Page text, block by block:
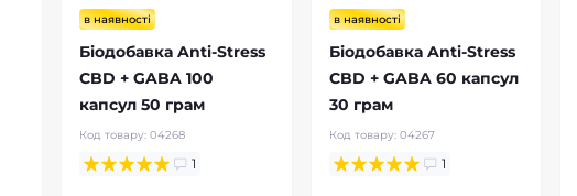
в наявності
Біодобавка Anti-Stress
CBD + GABA 100
капсул 50 грам
Код товару:04268
1
в наявності
Біодобавка Anti-Stress
CBD + GABA 60 капсул
30 грам
Код товару: 04267
1